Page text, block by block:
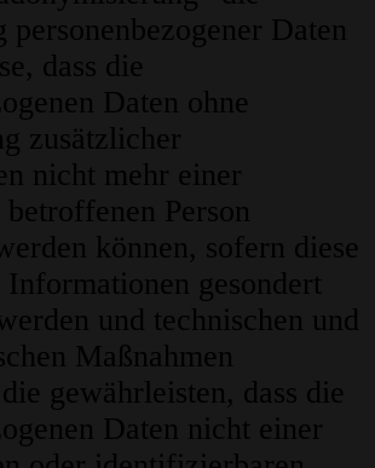
personenbezogener Daten
dass die
Daten ohne
zusätzlicher
nicht mehr einer
Person
können, sofern diese
Informationen gesondert
und technischen und
Maßnahmen
gewährleisten, dass die
Daten nicht einer